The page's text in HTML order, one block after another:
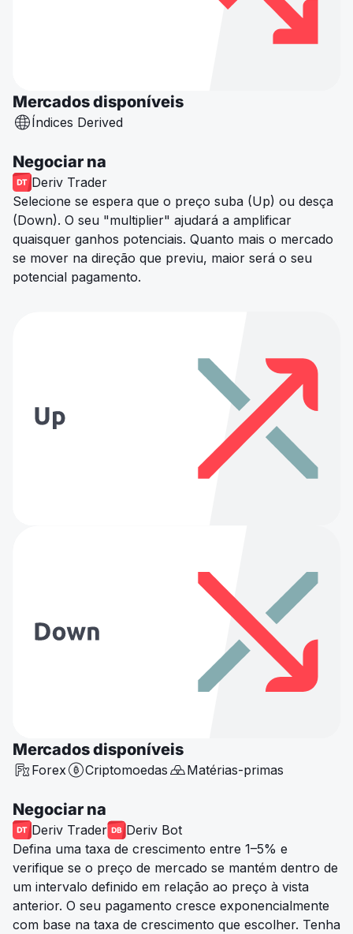
Mercados disponíveis
Índices Derived
Negociar na
Deriv Trader
Selecione se espera que o preço suba (Up) ou desça
(Down). O seu "multiplier" ajudará a amplificar
quaisquer ganhos potenciais. Quanto mais o mercado
se mover na direção que previu, maior será o seu
potencial pagamento.
Mercados disponíveis
Forex Criptomoedas Matérias-primas
Negociar na
Deriv Trader
Deriv Bot
Defina uma taxa de crescimento entre 1–5% e
verifique se o preço de mercado se mantém dentro de
um intervalo definido em relação ao preço à vista
anterior. O seu pagamento cresce exponencialmente
com base na taxa de crescimento que escolher. Tenha